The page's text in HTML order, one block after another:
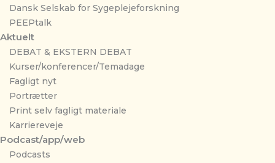
Dansk Selskab for Sygeplejeforskning
PEEPtalk
Aktuelt
DEBAT & EKSTERN DEBAT
Kurser/konferencer/Temadage
Fagligt nyt
Portrætter
Print selv fagligt materiale
Karriereveje
Podcast/app/web
Podcasts